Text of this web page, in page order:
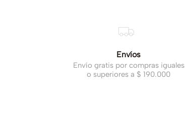
Envíos
Envío gratis por compras iguales
o superiores a $ 190.000